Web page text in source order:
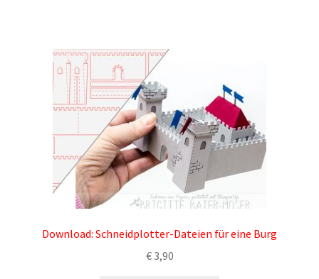
Download: Schneidplotter-Dateien für eine Burg
€3,90